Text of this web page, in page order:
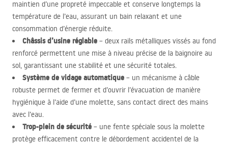
maintien d’une propreté impeccable et conserve longtemps la
température de l’eau, assurant un bain relaxant et une
consommation d’énergie réduite.
Châssis d’usine réglable – deux rails métalliques vissés au fond
renforcé permettent une mise à niveau précise de la baignoire au
sol, garantissant une stabilité et une sécurité totales.
Système de vidage automatique – un mécanisme à câble
robuste permet de fermer et d’ouvrir l’évacuation de manière
hygiénique à l’aide d’une molette, sans contact direct des mains
avec l’eau.
Trop-plein de sécurité – une fente spéciale sous la molette
protège efficacement contre le débordement accidentel de la